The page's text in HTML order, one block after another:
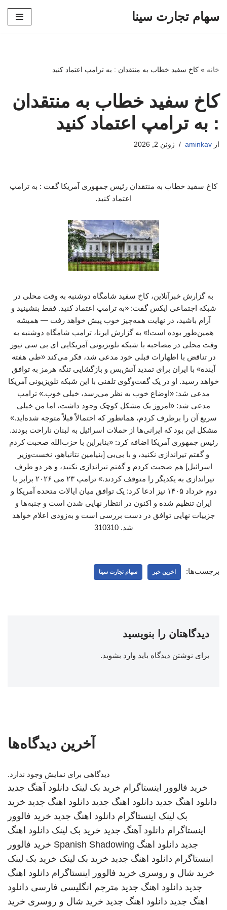
سهام تجارت سینا
خانه » کاخ سفید خطاب به منتقدان : به ترامپ اعتماد کنید
کاخ سفید خطاب به منتقدان
: به ترامپ اعتماد کنید
از aminkav ژوئن 2, 2026
کاخ سفید خطاب به منتقدان رئیس جمهوری آمریکا گفت : به ترامپ
اعتماد کنید.
به گزارش خبرآنلاین، کاخ سفید شامگاه دوشنبه به وقت محلی در
شبکه اجتماعی ایکس گفت: «به ترامپ اعتماد کنید. فقط بنشینید و
آرام باشید، در نهایت همه‌چیز خوب پیش خواهد رفت — همیشه
همین‌طور بوده است!» به گزارش ایرنا، ترامپ شامگاه دوشنبه به
وقت محلی در مصاحبه با شبکه تلویزیونی آمریکایی ای بی سی نیوز
در تناقض با اظهارات قبلی خود مدعی شد، فکر می‌کند «طی هفته
آینده» با ایران برای تمدید آتش‌بس و بازگشایی تنگه هرمز به توافق
خواهد رسید. او در یک گفت‌وگوی تلفنی با این شبکه تلویزیونی آمریکا
مدعی شد: «اوضاع خوب به نظر می‌رسد، خیلی خوب.» ترامپ
مدعی شد: «امروز یک مشکل کوچک وجود داشت، اما من خیلی
سریع آن را برطرف کردم، همانطور که احتمالاً قبلاً متوجه شده‌اید.»
مشکل این بود که ایرانی‌ها از حملات اسرائیل به لبنان ناراحت بودند.
رئیس جمهوری آمریکا اضافه کرد: «بنابراین با حزب‌الله صحبت کردم
و گفتم تیراندازی نکنید، و با بی‌بی [بنیامین نتانیاهو، نخست‌وزیر
اسرائیل] هم صحبت کردم و گفتم تیراندازی نکنید، و هر دو طرف
تیراندازی به یکدیگر را متوقف کردند.» ترامپ ۲۳ می ۲۰۲۶ برابر با
دوم خرداد ۱۴۰۵ نیز ادعا کرد: یک توافق میان ایالات متحده آمریکا و
ایران تنظیم شده و اکنون در انتظار نهایی شدن است و جنبه‌ها و
جزییات نهایی توافق در دست بررسی است و به‌زودی اعلام خواهد
شد. 310310
برچسب‌ها: اخرین خبر سهام تجارت سینا
دیدگاهتان را بنویسید
برای نوشتن دیدگاه باید وارد بشوید.
آخرین دیدگاه‌ها
دیدگاهی برای نمایش وجود ندارد.
خرید فالوور اینستاگرام خرید بک لینک دانلود آهنگ جدید
دانلود اهنگ جدید دانلود اهنگ جدید دانلود اهنگ جدید خرید
بک لینک اینستاگرام دانلود اهنگ جدید خرید فالوور
اینستاگرام دانلود آهنگ جدید خرید بک لینک دانلود اهنگ
جدید دانلود اهنگ Spanish Shadowing خرید فالوور
اینستاگرام دانلود اهنگ جدید خرید بک لینک خرید بک لینک
خرید شال و روسری خرید فالوور اینستاگرام دانلود اهنگ
جدید دانلود اهنگ جدید مترجم انگلیسی فارسی دانلود
اهنگ جدید دانلود اهنگ جدید خرید شال و روسری خرید